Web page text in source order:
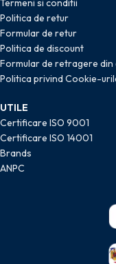
Termeni si conditii
Politica de retur
Formular de retur
Politica de discount
Formular de retragere
Politica privind Cookie-
UTILE
Certificare ISO 9001
Certificare ISO 14001
Brands
ANPC